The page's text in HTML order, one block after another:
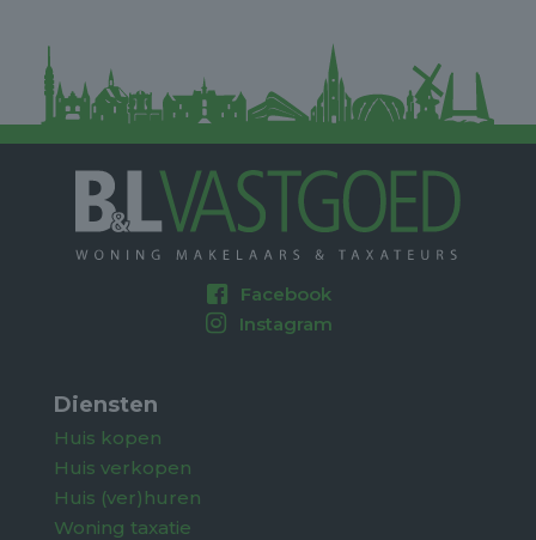
Facebook
Instagram
Diensten
Huis kopen
Huis verkopen
Huis (ver)huren
Woning taxatie